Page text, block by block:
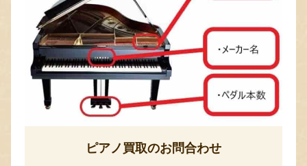
ピアノ買取のお問合わせ